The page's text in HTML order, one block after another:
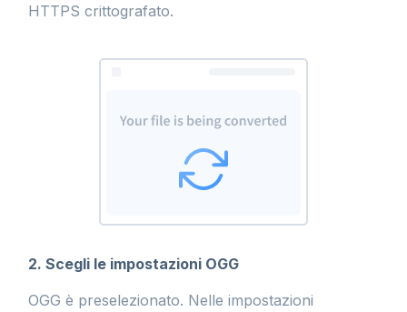
HTTPS crittografato.
2. Scegli le impostazioni OGG
OGG è preselezionato. Nelle impostazioni